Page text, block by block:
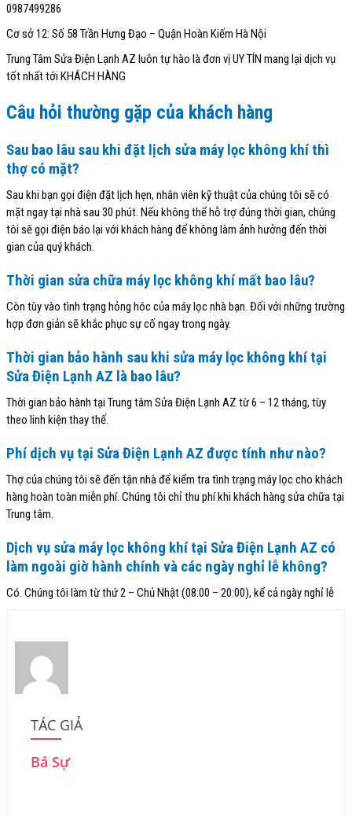
0987499286
Cơ sở 12: Số 58 Trần Hưng Đạo – Quận Hoàn Kiếm Hà Nội
Trung Tâm Sửa Điện Lạnh AZ luôn tự hào là đơn vị UY TÍN mang lại dịch vụ
tốt nhất tới KHÁCH HÀNG
Câu hỏi thường gặp của khách hàng
Sau bao lâu sau khi đặt lịch sửa máy lọc không khí thì
thợ có mặt?
Sau khi bạn gọi điện đặt lịch hẹn, nhân viên kỹ thuật của chúng tôi sẽ có
mặt ngay tại nhà sau 30 phút. Nếu không thể hỗ trợ đúng thời gian, chúng
tôi sẽ gọi điện báo lại với khách hàng để không làm ảnh hưởng đến thời
gian của quý khách.
Thời gian sửa chữa máy lọc không khí mất bao lâu?
Còn tùy vào tình trạng hỏng hóc của máy lọc nhà bạn. Đối với những trường
hợp đơn giản sẽ khắc phục sự cố ngay trong ngày.
Thời gian bảo hành sau khi sửa máy lọc không khí tại
Sửa Điện Lạnh AZ là bao lâu?
Thời gian bảo hành tại Trung tâm Sửa Điện Lạnh AZ từ 6 – 12 tháng, tùy
theo linh kiện thay thế.
Phí dịch vụ tại Sửa Điện Lạnh AZ được tính như nào?
Thợ của chúng tôi sẽ đến tận nhà để kiểm tra tình trạng máy lọc cho khách
hàng hoàn toàn miễn phí. Chúng tôi chỉ thu phí khi khách hàng sửa chữa tại
Trung tâm.
Dịch vụ sửa máy lọc không khí tại Sửa Điện Lạnh AZ có
làm ngoài giờ hành chính và các ngày nghỉ lễ không?
Có. Chúng tôi làm từ thứ 2 – Chủ Nhật (08:00 – 20:00), kể cả ngày nghỉ lễ
TÁC GIẢ
Bá Sự